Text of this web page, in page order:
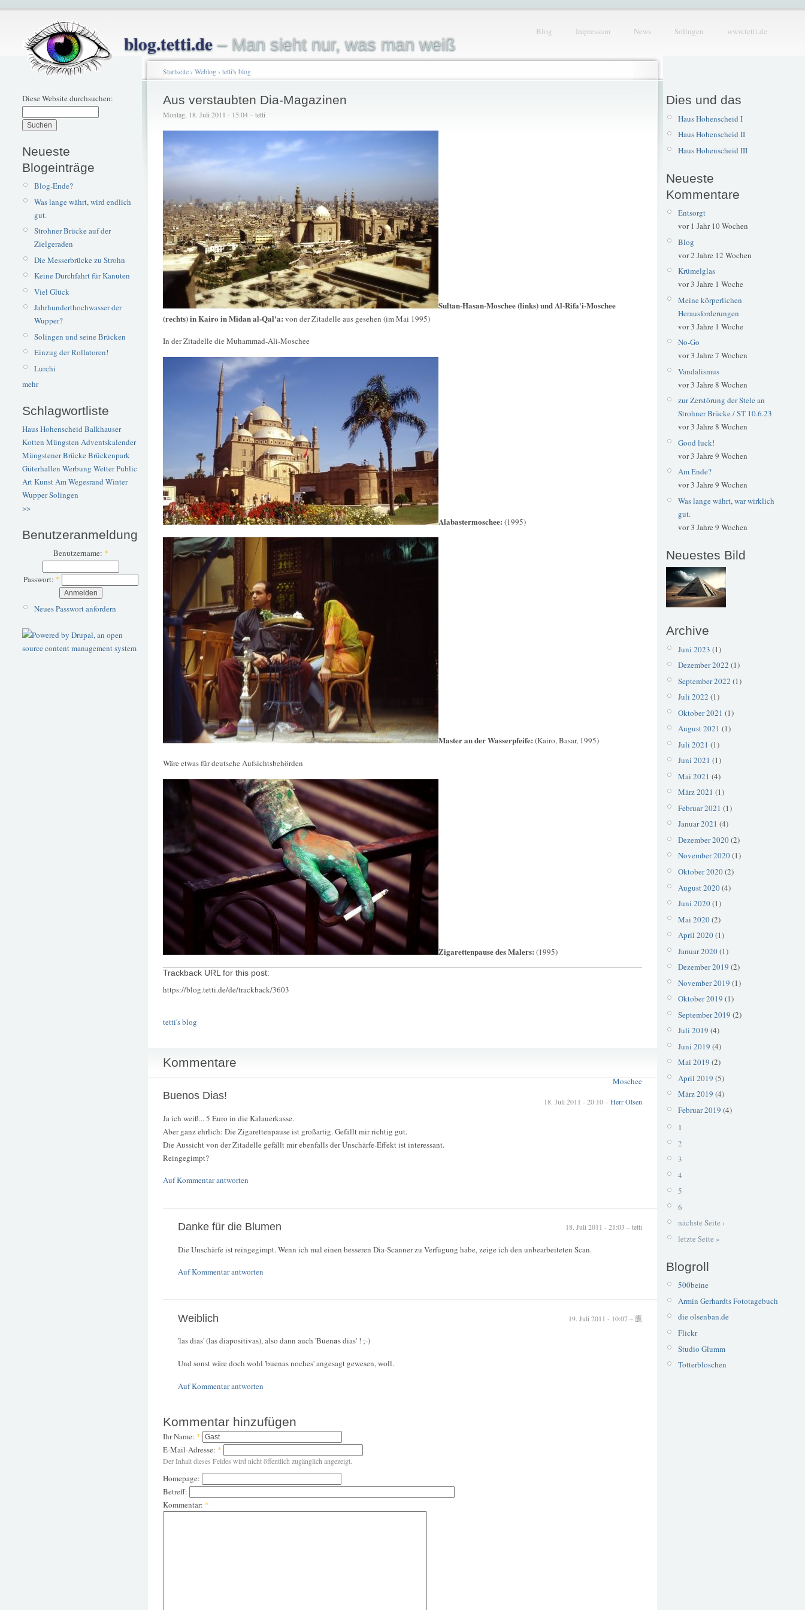
blog.tetti.de– Man sieht nur, was man weiß
Blog Impressum News Solingen www.tetti.de
Diese Website durchsuchen:
Neueste
Blogeinträge
Blog-Ende?
Was lange währt, wird endlich
gut.
Strohner Brücke auf der
Zielgeraden
Die Messerbrücke zu Strohn
Keine Durchfahrt für Kanuten
Viel Glück
Jahrhunderthochwasser der
Wupper?
Solingen und seine Brücken
Einzug der Rollatoren!
Lurchi
mehr
Schlagwortliste
Haus Hohenscheid Balkhauser
Kotten Müngsten Adventskalender
Müngstener BrückeBrückenpark
Güterhallen Werbung WetterPublic
ArtKunstAm Wegesrand Winter
WupperSolingen
>>
Benutzeranmeldung
Benutzername: *
Passwort: *
Neues Passwort anfordern
Startseite› Weblog› tetti's blog
Aus verstaubten Dia-Magazinen
Montag, 18. Juli 2011 - 15:04 – tetti
Sultan-Hasan-Moschee (links) und Al-Rifa'i-Moschee
(rechts) in Kairo in Midan al-Qal'a: von der Zitadelle aus gesehen (im Mai 1995)
In der Zitadelle die Muhammad-Ali-Moschee
Alabastermoschee: (1995)
Master an der Wasserpfeife: (Kairo, Basar, 1995)
Wäre etwas für deutsche Aufsichtsbehörden
Zigarettenpause des Malers: (1995)
Trackback URL for this post:
https://blog.tetti.de/de/trackback/3603
tetti's blog
Moschee
Kommentare
18. Juli 2011 - 20:10 –Herr Olsen
Buenos Dias!
Ja ich weiß... 5 Euro in die Kalauerkasse.
Aber ganz ehrlich: Die Zigarettenpause ist großartig. Gefällt mir richtig gut.
Die Aussicht von der Zitadelle gefällt mir ebenfalls der Unschärfe-Effekt ist interessant.
Reingegimpt?
Auf Kommentar antworten
18. Juli 2011 - 21:03 – tetti
Danke für die Blumen
Die Unschärfe ist reingegimpt. Wenn ich mal einen besseren Dia-Scanner zu Verfügung habe, zeige ich den unbearbeiteten Scan.
Auf Kommentar antworten
19. Juli 2011 - 10:07 – 鷹
Weiblich
'las dias' (las diapositivas), also dann auch 'Buenas dias' ! ;-)
Und sonst wäre doch wohl 'buenas noches' angesagt gewesen, woll.
Auf Kommentar antworten
Kommentar hinzufügen
Ihr Name: *
E-Mail-Adresse: *
Der Inhalt dieses Feldes wird nicht öffentlich zugänglich angezeigt.
Homepage:
Betreff:
Kommentar: *
Dies und das
Haus Hohenscheid I
Haus Hohenscheid II
Haus Hohenscheid III
Neueste
Kommentare
Entsorgt
vor 1 Jahr 10 Wochen
Blog
vor 2 Jahre 12 Wochen
Krümelglas
vor 3 Jahre 1 Woche
Meine körperlichen
Herausforderungen
vor 3 Jahre 1 Woche
No-Go
vor 3 Jahre 7 Wochen
Vandalismus
vor 3 Jahre 8 Wochen
zur Zerstörung der Stele an
Strohner Brücke / ST 10.6.23
vor 3 Jahre 8 Wochen
Good luck!
vor 3 Jahre 9 Wochen
Am Ende?
vor 3 Jahre 9 Wochen
Was lange währt, war wirklich
gut.
vor 3 Jahre 9 Wochen
Neuestes Bild
Archive
Juni 2023 (1)
Dezember 2022 (1)
September 2022 (1)
Juli 2022 (1)
Oktober 2021 (1)
August 2021 (1)
Juli 2021 (1)
Juni 2021 (1)
Mai 2021 (4)
März 2021 (1)
Februar 2021 (1)
Januar 2021 (4)
Dezember 2020(2)
November 2020(1)
Oktober 2020(2)
August 2020(4)
Juni 2020(1)
Mai 2020(2)
April 2020(1)
Januar 2020(1)
Dezember 2019 (2)
November 2019 (1)
Oktober 2019 (1)
September 2019 (2)
Juli 2019 (4)
Juni 2019 (4)
Mai 2019 (2)
April 2019 (5)
März 2019 (4)
Februar 2019 (4)
1
2
3
4
5
6
nächste Seite ›
letzte Seite »
Blogroll
500beine
Armin Gerhardts Fototagebuch
die olsenban.de
Flickr
Studio Glumm
Totterbloschen